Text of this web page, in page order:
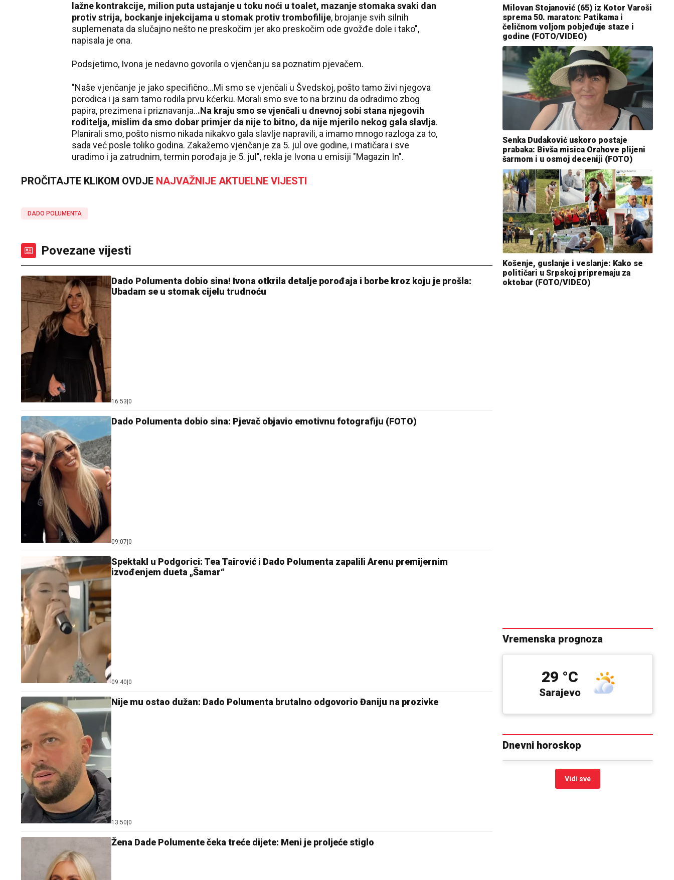
lažne kontrakcije, milion puta ustajanje u toku noći u toalet, mazanje stomaka svaki dan
protiv strija, bockanje injekcijama u stomak protiv trombofilije, brojanje svih silnih
suplemenata da slučajno nešto ne preskočim jer ako preskočim ode gvožđe dole i tako",
napisala je ona.
Podsjetimo, Ivona je nedavno govorila o vjenčanju sa poznatim pjevačem.
"Naše vjenčanje je jako specifično...Mi smo se vjenčali u Švedskoj, pošto tamo živi njegova
porodica i ja sam tamo rodila prvu kćerku. Morali smo sve to na brzinu da odradimo zbog
papira, prezimena i priznavanja...Na kraju smo se vjenčali u dnevnoj sobi stana njegovih
roditelja, mislim da smo dobar primjer da nije to bitno, da nije mjerilo nekog gala slavlja.
Planirali smo, pošto nismo nikada nikakvo gala slavlje napravili, a imamo mnogo razloga za to,
sada već posle toliko godina. Zakažemo vjenčanje za 5. jul ove godine, i matičara i sve
uradimo i ja zatrudnim, termin porođaja je 5. jul", rekla je Ivona u emisiji "Magazin In".
PROČITAJTE KLIKOM OVDJE NAJVAŽNIJE AKTUELNE VIJESTI
DADO POLUMENTA
Povezane vijesti
Dado Polumenta dobio sina! Ivona otkrila detalje porođaja i borbe kroz koju je prošla:
Ubadam se u stomak cijelu trudnoću
16:53 0
Dado Polumenta dobio sina: Pjevač objavio emotivnu fotografiju (FOTO)
09:07 0
Spektakl u Podgorici: Tea Tairović i Dado Polumenta zapalili Arenu premijernim
izvođenjem dueta „Šamar“
09:40 0
Nije mu ostao dužan: Dado Polumenta brutalno odgovorio Đaniju na prozivke
13:50 0
Žena Dade Polumente čeka treće dijete: Meni je proljeće stiglo
Milovan Stojanović (65) iz Kotor Varoši
sprema 50. maraton: Patikama i
čeličnom voljom pobjeđuje staze i
godine (FOTO/VIDEO)
Senka Dudaković uskoro postaje
prabaka: Bivša misica Orahove plijeni
šarmom i u osmoj deceniji (FOTO)
Košenje, guslanje i veslanje: Kako se
političari u Srpskoj pripremaju za
oktobar (FOTO/VIDEO)
Vremenska prognoza
Sarajevo
29 °C
Dnevni horoskop
Vidi sve